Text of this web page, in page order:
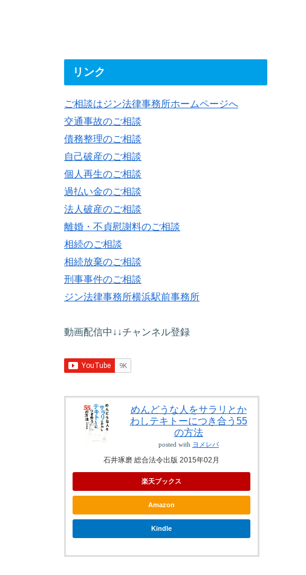
リンク
ご相談はジン法律事務所ホームページへ
交通事故のご相談
債務整理のご相談
自己破産のご相談
個人再生のご相談
過払い金のご相談
法人破産のご相談
離婚・不貞慰謝料のご相談
相続のご相談
相続放棄のご相談
刑事事件のご相談
ジン法律事務所横浜駅前事務所
動画配信中↓↓チャンネル登録
めんどうな人をサラリとか
わしテキトーにつき合う55
の方法
posted with ヨメレバ
石井琢磨 総合法令出版 2015年02月
楽天ブックス
Amazon
Kindle